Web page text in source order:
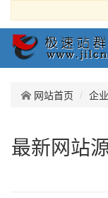
网站首页 企
最新网站